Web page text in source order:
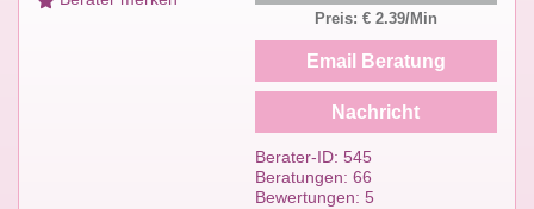
Preis: € 2.39/Min
Email Beratung
Nachricht
Berater-ID: 545
Beratungen: 66
Bewertungen: 5